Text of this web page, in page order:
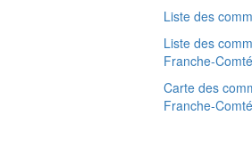
Liste des
Liste des
Franche-Comté
Carte des
Franche-Comté